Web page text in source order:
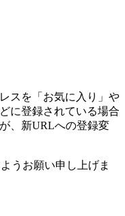
スを「お気に入り」や
に登録されている場合
、新URLへの登録変
うお願い申し上げま